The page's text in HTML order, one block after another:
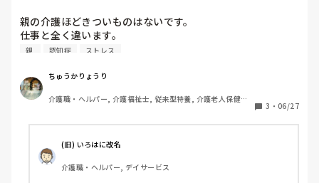
親の介護ほどきついものはないです。
仕事と全く違います。
ちなみに親はアルツハイマー型認知症、要介護1です
親 認知症 ストレス
ちゅうかりょうり
介護職・ヘルパー, 介護福祉士, 従来型特養, 介護老人保健施
3 ・ 06/27
(旧) いろはに改名
介護職・ヘルパー, デイサービス